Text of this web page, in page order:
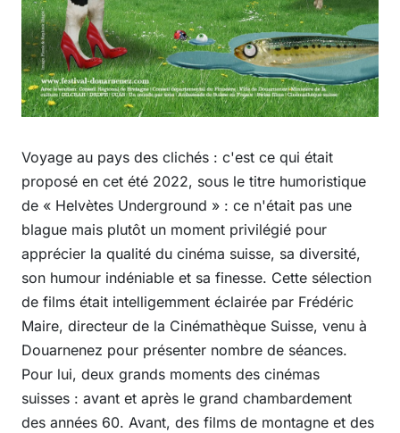
Voyage au pays des clichés : c'est ce qui était
proposé en cet été 2022, sous le titre humoristique
de « Helvètes Underground » : ce n'était pas une
blague mais plutôt un moment privilégié pour
apprécier la qualité du cinéma suisse, sa diversité,
son humour indéniable et sa finesse. Cette sélection
de films était intelligemment éclairée par Frédéric
Maire, directeur de la Cinémathèque Suisse, venu à
Douarnenez pour présenter nombre de séances.
Pour lui, deux grands moments des cinémas
suisses : avant et après le grand chambardement
des années 60. Avant, des films de montagne et des